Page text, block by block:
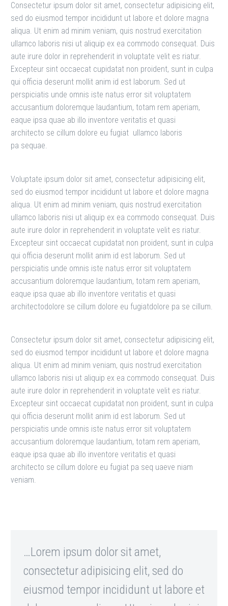
Consectetur ipsum dolor sit amet, consectetur adipisicing elit,
sed do eiusmod tempor incididunt ut labore et dolore magna
aliqua. Ut enim ad minim veniam, quis nostrud exercitation
ullamco laboris nisi ut aliquip ex ea commodo consequat. Duis
aute irure dolor in reprehenderit in voluptate velit es riatur.
Excepteur sint occaecat cupidatat non proident, sunt in culpa
qui officia deserunt mollit anim id est laborum. Sed ut
perspiciatis unde omnis iste natus error sit voluptatem
accusantium doloremque laudantium, totam rem aperiam,
eaque ipsa quae ab illo inventore veritatis et quasi
architecto se cillum dolore eu fugiat ullamco laboris
pa sequae.
Voluptate ipsum dolor sit amet, consectetur adipisicing elit,
sed do eiusmod tempor incididunt ut labore et dolore magna
aliqua. Ut enim ad minim veniam, quis nostrud exercitation
ullamco laboris nisi ut aliquip ex ea commodo consequat. Duis
aute irure dolor in reprehenderit in voluptate velit es riatur.
Excepteur sint occaecat cupidatat non proident, sunt in culpa
qui officia deserunt mollit anim id est laborum. Sed ut
perspiciatis unde omnis iste natus error sit voluptatem
accusantium doloremque laudantium, totam rem aperiam,
eaque ipsa quae ab illo inventore veritatis et quasi
architectodolore se cillum dolore eu fugiatdolore pa se cillum.
Consectetur ipsum dolor sit amet, consectetur adipisicing elit,
sed do eiusmod tempor incididunt ut labore et dolore magna
aliqua. Ut enim ad minim veniam, quis nostrud exercitation
ullamco laboris nisi ut aliquip ex ea commodo consequat. Duis
aute irure dolor in reprehenderit in voluptate velit es riatur.
Excepteur sint occaecat cupidatat non proident, sunt in culpa
qui officia deserunt mollit anim id est laborum. Sed ut
perspiciatis unde omnis iste natus error sit voluptatem
accusantium doloremque laudantium, totam rem aperiam,
eaque ipsa quae ab illo inventore veritatis et quasi
architecto se cillum dolore eu fugiat pa seq uaeve niam
veniam.
…Lorem ipsum dolor sit amet,
consectetur adipisicing elit, sed do
eiusmod tempor incididunt ut labore et